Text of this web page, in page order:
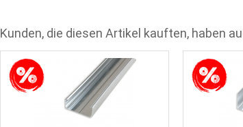
Kunden, die diesen Artikel kauften, haben